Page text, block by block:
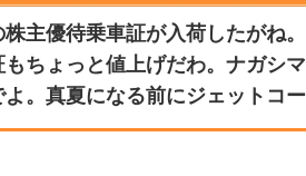
株主優待乗車証が入荷したがね
もちょっと値上げだわ。ナガシ
。真夏になる前にジェットコ